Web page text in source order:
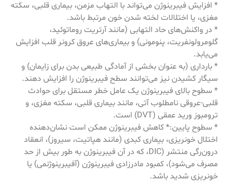
* افزایش فیبرینوژن می‌تواند با التهاب مزمن، بیماری قلبی، سکته
مغزی، یا اختلالات لخته شدن خون مرتبط باشد.
* در واکنش‌های حاد التهابی (مانند آرتریت روماتوئید،
گلومرولونفریت، پنومونی) و بیماری‌های عروق کرونر قلب افزایش
می‌یابد.
* بارداری (به عنوان بخشی از آمادگی طبیعی بدن برای زایمان) و
سیگار کشیدن نیز می‌توانند سطح فیبرینوژن را افزایش دهند.
* سطوح بالای فیبرینوژن یک عامل خطر مستقل برای حوادث
قلبی-عروقی نامطلوب آتی، مانند بیماری قلبی، سکته مغزی، و
ترومبوز ورید عمقی (DVT) است.
* سطوح پایین:* کاهش فیبرینوژن ممکن است نشان‌دهنده
اختلال خونریزی، بیماری کبدی (مانند هپاتیت، سیروز)، انعقاد
درون‌رگی منتشر (DIC، که در آن فیبرینوژن به طور بیش از حد
مصرف می‌شود)، کمبود مادرزادی فیبرینوژن (آفیبرینوژنمی) یا
خونریزی شدید باشد.